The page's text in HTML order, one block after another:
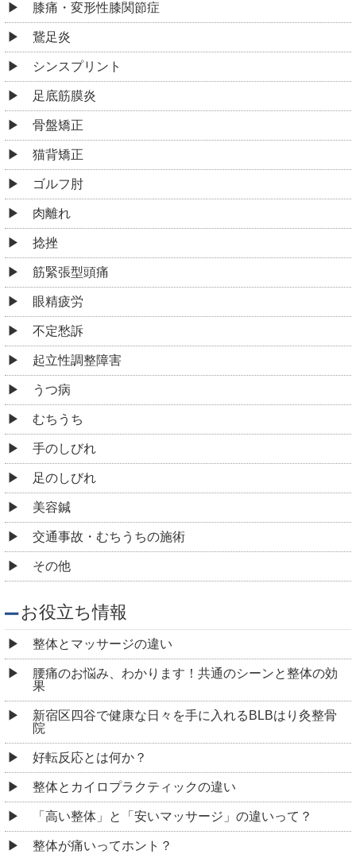
膝痛・変形性膝関節症
鵞足炎
シンスプリント
足底筋膜炎
骨盤矯正
猫背矯正
ゴルフ肘
肉離れ
捻挫
筋緊張型頭痛
眼精疲労
不定愁訴
起立性調整障害
うつ病
むちうち
手のしびれ
足のしびれ
美容鍼
交通事故・むちうちの施術
その他
お役立ち情報
整体とマッサージの違い
腰痛のお悩み、わかります！共通のシーンと整体の効
果
新宿区四谷で健康な日々を手に入れるBLBはり灸整骨
院
好転反応とは何か？
整体とカイロプラクティックの違い
「高い整体」と「安いマッサージ」の違いって？
整体が痛いってホント？